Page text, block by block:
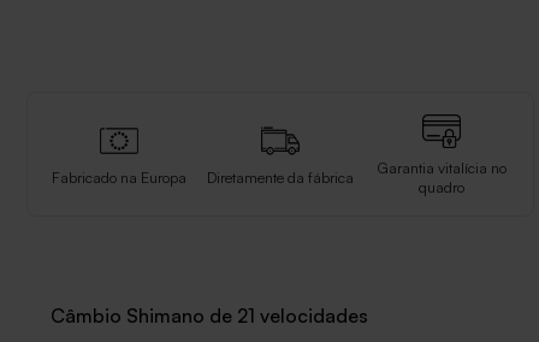
Fabricado na Europa Diretamente da fábrica
Garantia vitalícia no
quadro
Câmbio Shimano de 21 velocidades